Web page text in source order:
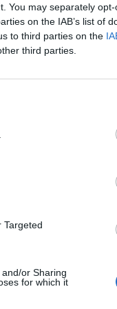
You may separately
on the IAB’s list of
to third parties on the
third parties.
Targeted
or Sharing
for which it
Il
ed era
di
a
è
agli
States?